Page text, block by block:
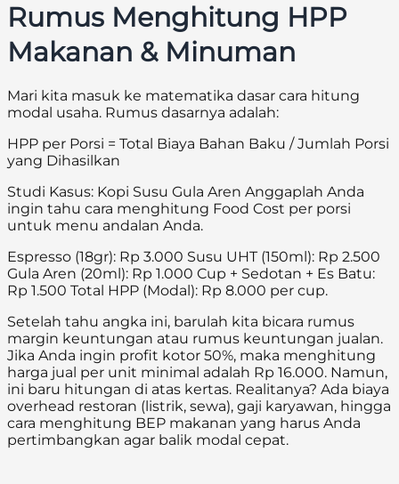
Rumus Menghitung HPP
Makanan & Minuman
Mari kita masuk ke matematika dasar cara hitung
modal usaha. Rumus dasarnya adalah:
HPP per Porsi = Total Biaya Bahan Baku / Jumlah Porsi
yang Dihasilkan
Studi Kasus: Kopi Susu Gula Aren Anggaplah Anda
ingin tahu cara menghitung Food Cost per porsi
untuk menu andalan Anda.
Espresso (18gr): Rp 3.000 Susu UHT (150ml): Rp 2.500
Gula Aren (20ml): Rp 1.000 Cup + Sedotan + Es Batu:
Rp 1.500 Total HPP (Modal): Rp 8.000 per cup.
Setelah tahu angka ini, barulah kita bicara rumus
margin keuntungan atau rumus keuntungan jualan.
Jika Anda ingin profit kotor 50%, maka menghitung
harga jual per unit minimal adalah Rp 16.000. Namun,
ini baru hitungan di atas kertas. Realitanya? Ada biaya
overhead restoran (listrik, sewa), gaji karyawan, hingga
cara menghitung BEP makanan yang harus Anda
pertimbangkan agar balik modal cepat.